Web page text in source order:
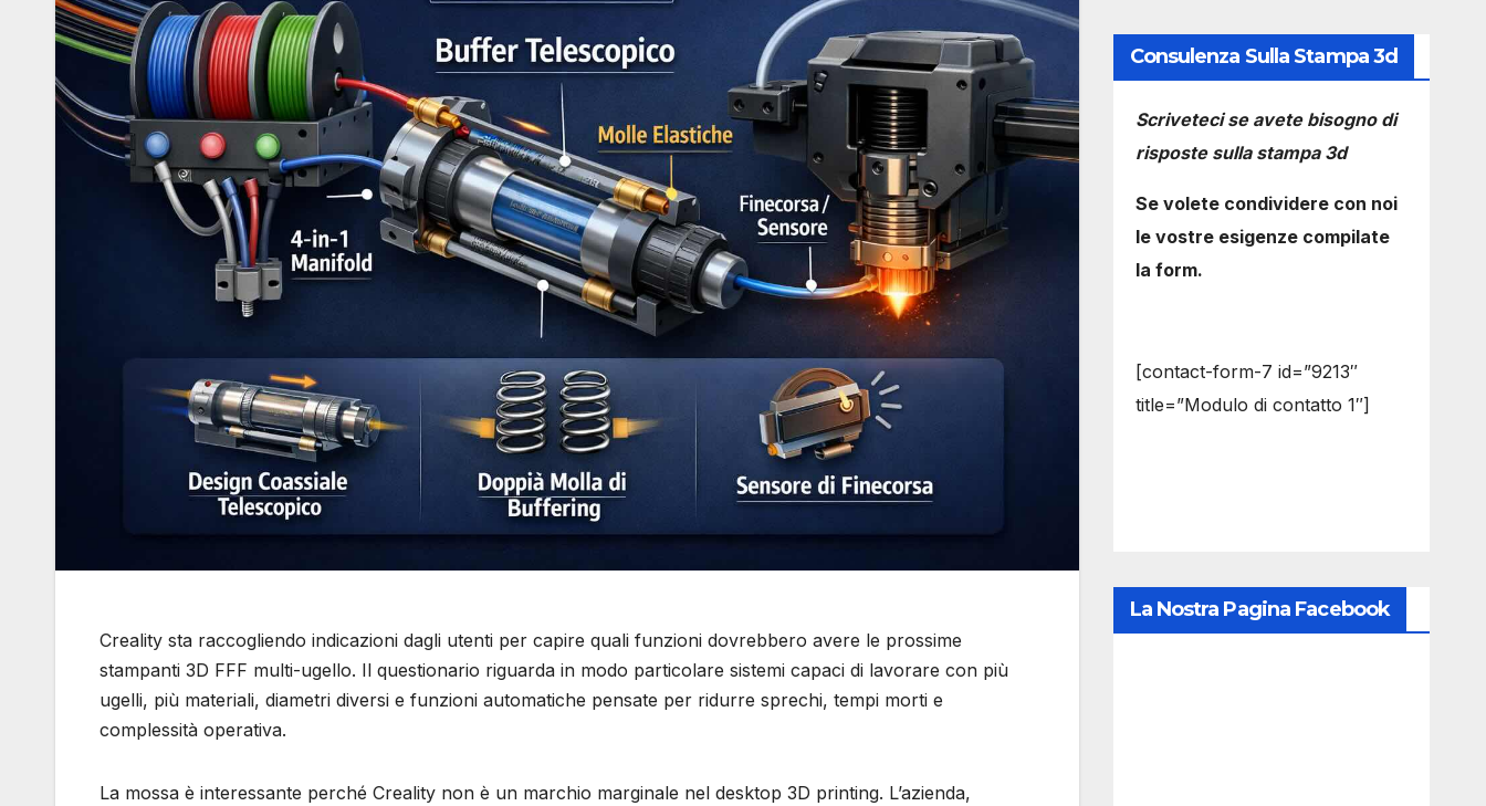
Creality sta raccogliendo indicazioni dagli utenti per capire quali funzioni dovrebbero avere le prossime
stampanti 3D FFF multi-ugello. Il questionario riguarda in modo particolare sistemi capaci di lavorare con più
ugelli, più materiali, diametri diversi e funzioni automatiche pensate per ridurre sprechi, tempi morti e
complessità operativa.
La mossa è interessante perché Creality non è un marchio marginale nel desktop 3D printing. L’azienda,
Consulenza Sulla Stampa 3d
Scriveteci se avete bisogno di
risposte sulla stampa 3d
Se volete condividere con noi
le vostre esigenze compilate
la form.
[contact-form-7 id=”9213″
title=”Modulo di contatto 1″]
La Nostra Pagina Facebook